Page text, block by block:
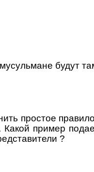
будут
простое
пример
?